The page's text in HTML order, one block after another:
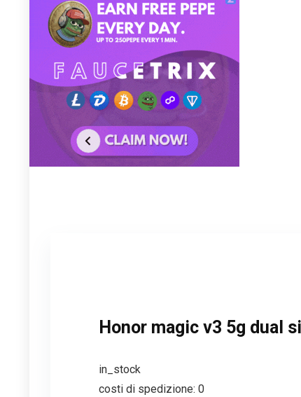
Honor magic v3 5g dual
in_stock
costi di spedizione: 0